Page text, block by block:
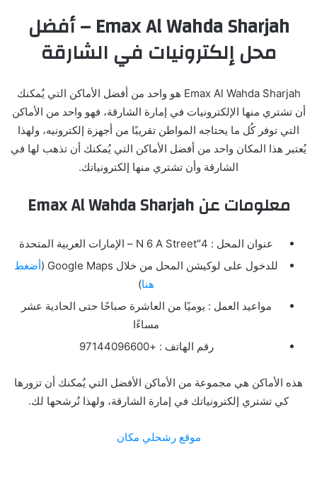
Emax Al Wahda Sharjah – أفضل
محل إلكترونيات في الشارقة
Emax Al Wahda Sharjah هو واحد من أفضل الأماكن التي يُمكنك
أن تشتري منها الإلكترونيات في إمارة الشارقة، فهو واحد من الأماكن
التي توفر كُل ما يحتاجه المواطن تقريبًا من أجهزة إلكترونيه، ولهذا
يُعتبر هذا المكان واحد من أفضل الأماكن التي يُمكنك أن تذهب لها في
الشارقة وأن تشتري منها إلكترونياتك.
معلومات عن Emax Al Wahda Sharjah
عنوان المحل : 4″N 6 A Street – الإمارات العربية المتحدة
للدخول على لوكيشن المحل من خلال Google Maps (
أضغط
هنا)
مواعيد العمل : يوميًا من العاشرة صباحًا حتى الحادية عشر
مساءًا
رقم الهاتف : +97144096600
هذه الأماكن هي مجموعة من الأماكن الأفضل التي يُمكنك أن تزورها
كي تشتري إلكترونياتك في إمارة الشارقة، ولهذا نُرشحها لك.
موقع رشحلي مكان